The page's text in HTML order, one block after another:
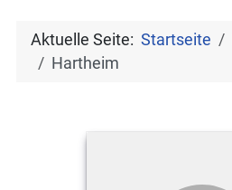
Aktuelle Seite: Startseite
Hartheim